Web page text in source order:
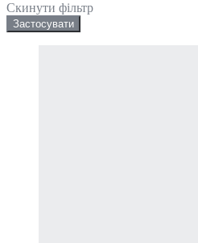
Скинути фільтр
Застосувати